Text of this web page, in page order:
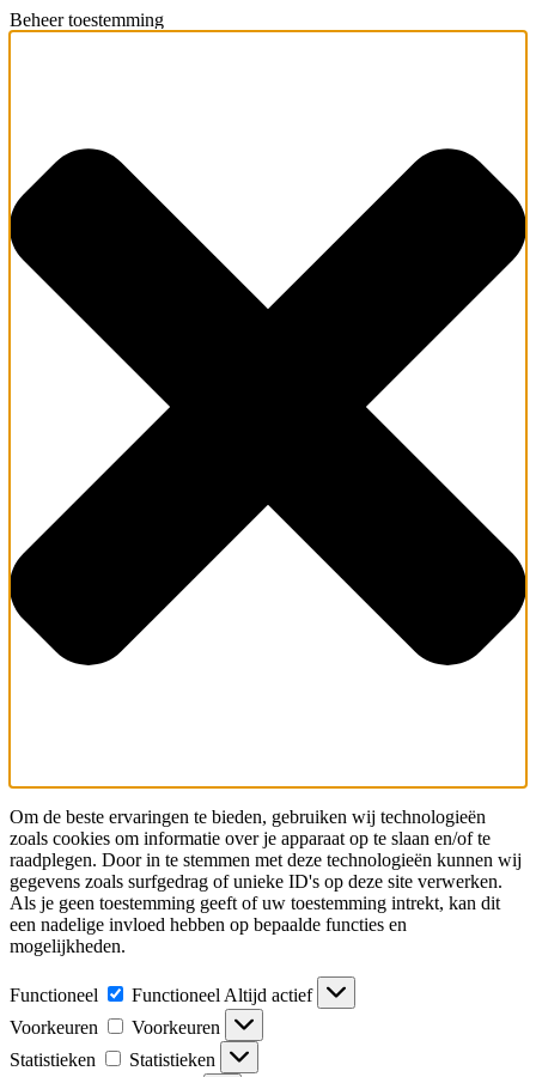
Beheer toestemming
Om de beste ervaringen te bieden, gebruiken wij technologieën
zoals cookies om informatie over je apparaat op te slaan en/of te
raadplegen. Door in te stemmen met deze technologieën kunnen wij
gegevens zoals surfgedrag of unieke ID's op deze site verwerken.
Als je geen toestemming geeft of uw toestemming intrekt, kan dit
een nadelige invloed hebben op bepaalde functies en
mogelijkheden.
Functioneel Functioneel Altijd actief
Voorkeuren
Voorkeuren
Statistieken
Statistieken